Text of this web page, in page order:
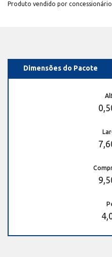
Produto vendido por
Dimensões do Pacote